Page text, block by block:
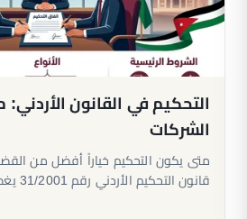
التحكيم في القانون
الشركات
متى يكون التحكيم خياراً أفضل من
قانون
أنواعه، حساسية صياغة الشرط في